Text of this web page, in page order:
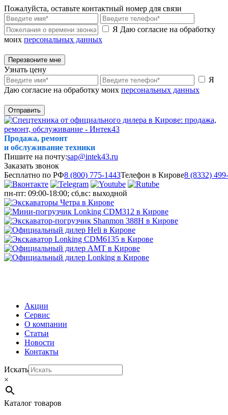
Пожалуйста, оставьте контактный номер для связи
Я Даю согласие на обработку
моих персональных данных
Перезвоните мне
Узнать цену
Я
Даю согласие на обработку моих персональных данных
Отправить
Продажа, ремонт
и обслуживание техники
Пишите на почту:sap@intek43.ru
Заказать звонок
Бесплатно по РФ8 (800) 775-1443Телефон в Кирове8 (8332)
пн-пт: 09:00-18:00; сб,вс: выходной
Акции
Сервис
О компании
Статьи
Новости
Контакты
Искать
×
Каталог товаров